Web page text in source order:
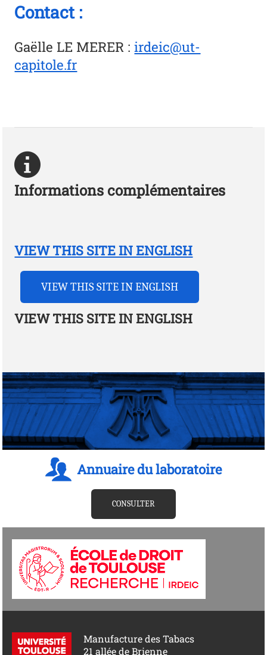
Contact :
Gaëlle LE MERER :irdeic@ut-
capitole.fr
Informations complémentaires
VIEW THIS SITE IN ENGLISH
VIEW THIS SITE IN ENGLISH
VIEW THIS SITE IN ENGLISH
Annuaire du laboratoire
CONSULTER
Manufacture des Tabacs
21 allée de Brienne